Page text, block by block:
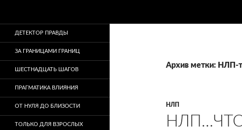
Архив метки: НЛП-
НЛП
ДЕТЕКТОР ПРАВДЫ
ЗА ГРАНИЦАМИ ГРАНИЦ
ШЕСТНАДЦАТЬ ШАГОВ
ПРАГМАТИКА ВЛИЯНИЯ
ОТ НУЛЯ ДО БЛИЗОСТИ
ТОЛЬКО ДЛЯ ВЗРОСЛЫХ